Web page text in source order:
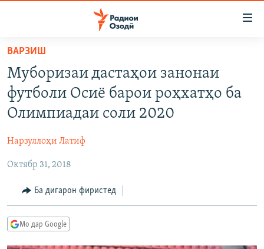
Ҷаҳиш
мояи
аслӣ
Ҷаҳиш
ба
феҳристи
аслӣ
Ҷаҳиш
ҷустор
ГӮШАҲО
СИЁСАТ
ҚАЗИЯИ "КРОКУС"
ОСИЁИ МАРКАЗӢ
ФАРҲАНГ
ВАРЗИШ
ГАПИ ОЗОД
РӮЗГОРИ МУҲОҶИР
ТАҲҚИҚОТ
ҶАНГ ДАР УКРАИНА
НАЗАРИ МАРДУМ
ОЗОДӢ ОНЛАЙН
ВИДЕО
РӮЙХАТҲО
ВАРЗИШ
Муборизаи дастаҳои занонаи
футболи Осиё барои роҳхатҳо ба
Олимпиадаи соли 2020
Нарзуллоҳи Латиф
Октябр 31, 2018
Ба дигарон фиристед
Мо дар Google